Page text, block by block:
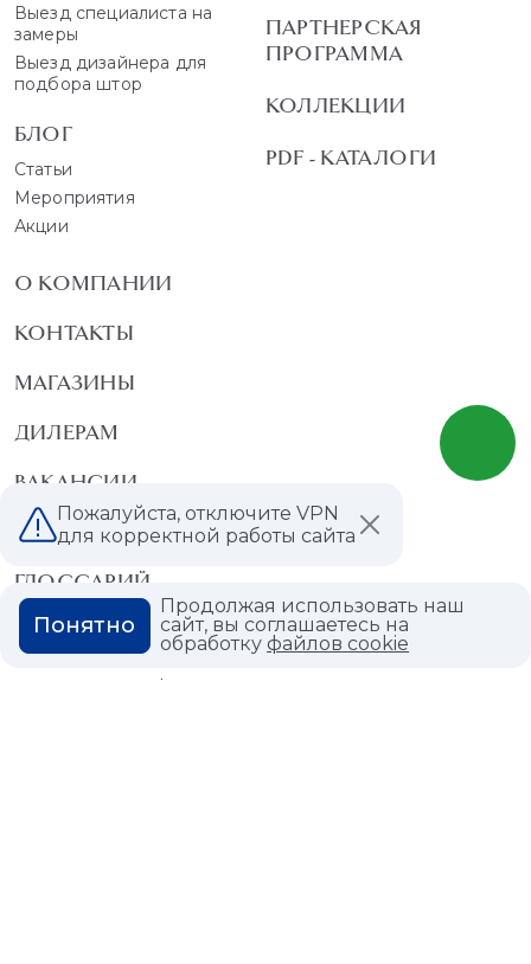
Выезд специалиста на
замеры
Выезд дизайнера для
подбора штор
БЛОГ
Статьи
Мероприятия
Акции
ПАРТНЕРСКАЯ
ПРОГРАММА
КОЛЛЕКЦИИ
PDF - КАТАЛОГИ
О КОМПАНИИ
КОНТАКТЫ
МАГАЗИНЫ
ДИЛЕРАМ
ВАКАНСИИ
ВОПРОС ОТВЕТ
ГЛОССАРИЙ
Политика конфиденциальности
Пожалуйста, отключите VPN
для корректной работы сайта
Продолжая использовать наш
сайт, вы соглашаетесь на
обработкуфайлов cookie
Понятно